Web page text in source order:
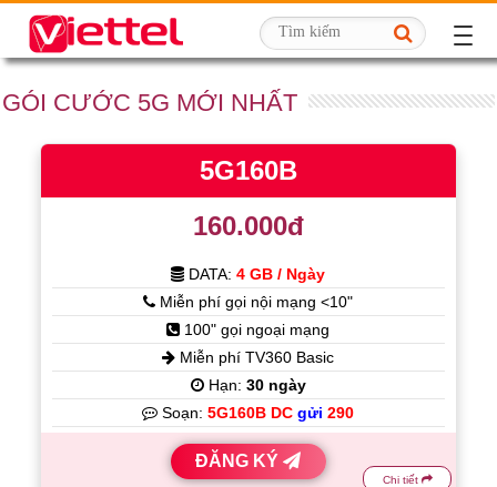
GÓI CƯỚC 5G MỚI NHẤT
5G160B
160.000đ
DATA:4 GB / Ngày
Miễn phí gọi nội mạng <10"
100" gọi ngoại mạng
Miễn phí TV360 Basic
Hạn: 30 ngày
Soạn:5G160B DCgửi 290
ĐĂNG KÝ
Chi tiết